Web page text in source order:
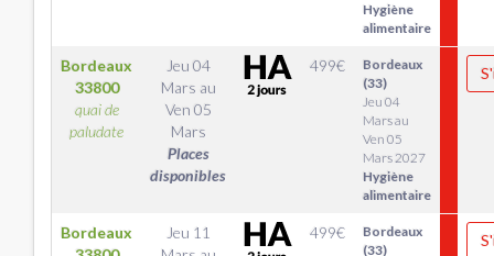
Hygiène
alimentaire
Bordeaux
33800
quai de
paludate
Jeu 04
Mars au
Ven 05
Mars
Places
disponibles
499€
Bordeaux
(33)
Jeu 04
Mars au
Ven 05
Mars 2027
Hygiène
alimentaire
Bordeaux
Jeu 11
499€
Bordeaux
(33)